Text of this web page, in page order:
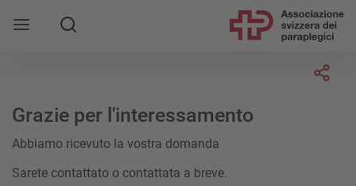
Grazie per l'interessamento
Abbiamo ricevuto la vostra domanda
Sarete contattato o contattata a breve.